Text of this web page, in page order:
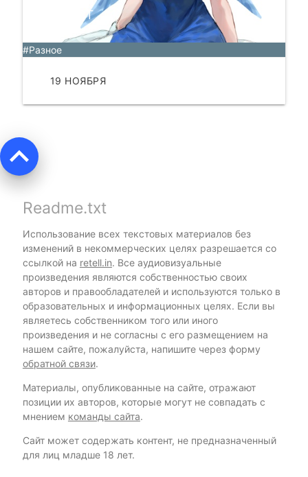
расист
#Разное
19 НОЯБРЯ
keyboard_arrow_up
Readme.txt
Использование всех текстовых материалов без
изменений в некоммерческих целях разрешается со
ссылкой на retell.in. Все аудиовизуальные
произведения являются собственностью своих
авторов и правообладателей и используются только в
образовательных и информационных целях. Если вы
являетесь собственником того или иного
произведения и не согласны с его размещением на
нашем сайте, пожалуйста, напишите через форму
обратной связи.
Материалы, опубликованные на сайте, отражают
позиции их авторов, которые могут не совпадать с
мнением команды сайта.
Сайт может содержать контент, не предназначенный
для лиц младше 18 лет.